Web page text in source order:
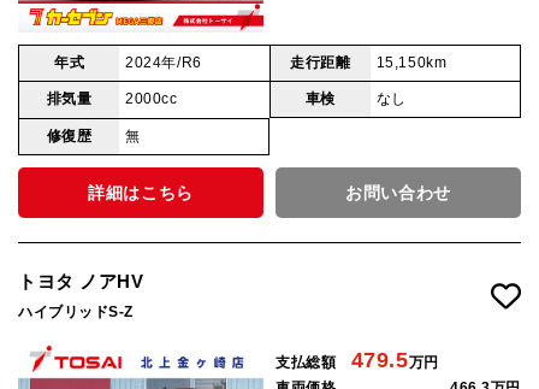
年式 2024年/R6 走行距離 15,150km
排気量 2000cc 車検 なし
修復歴 無
詳細はこちら お問い合わせ
トヨタ ノアHV
ハイブリッドS-Z
支払総額 479.5万円